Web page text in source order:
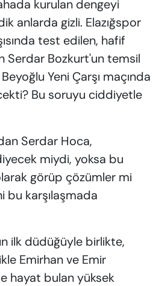
kurulan dengeyi
anlarda gizli. Elazığspor
test edilen, hafif
Serdar Bozkurt'un temsil
Yeni Çarşı maçında
Bu soruyu ciddiyetle
Serdar Hoca,
miydi, yoksa bu
görüp çözümler mi
bu karşılaşmada
ilk düdüğüyle birlikte,
Emirhan ve Emir
hayat bulan yüksek
HABERLERİ